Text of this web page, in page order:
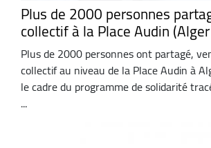
Plus de 2000 personnes
collectif à la Place Audin
Plus de 2000 personnes ont partagé,
collectif au niveau de la Place Audin à
le cadre du programme de solidarité
...